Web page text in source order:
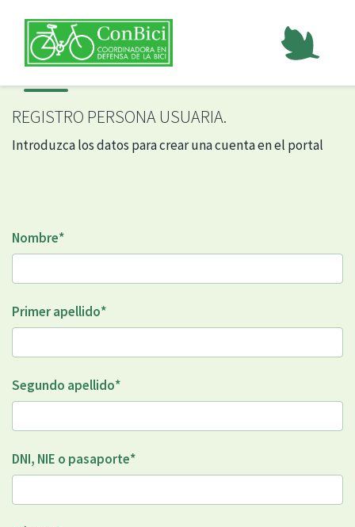
REGISTRO PERSONA USUARIA.
Introduzca los datos para crear una cuenta en el portal
Nombre*
Primer apellido*
Segundo apellido*
DNI, NIE o pasaporte*